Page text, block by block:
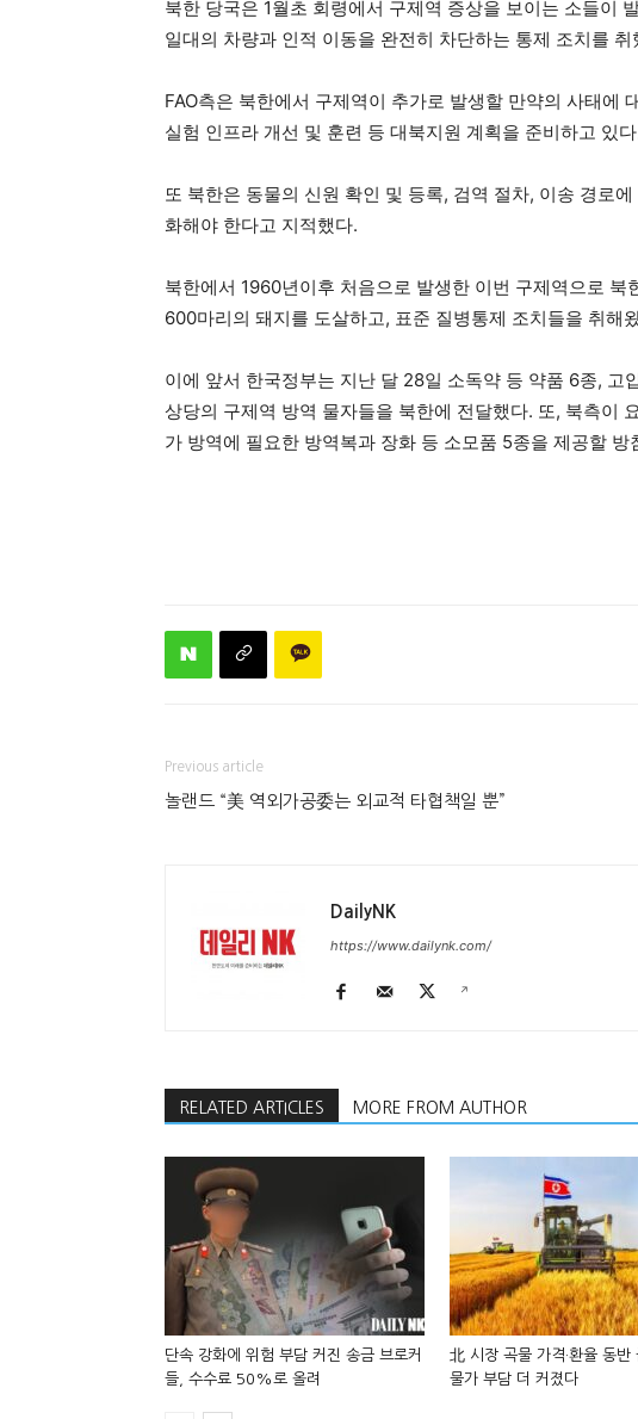
북한 당국은 1월초 회령에서 구제역 증상을 보이는 소들이
일대의 차량과 인적 이동을 완전히 차단하는 통제 조치를 취
FAO측은 북한에서 구제역이 추가로 발생할 만약의 사태에
실험 인프라 개선 및 훈련 등 대북지원 계획을 준비하고 있
또 북한은 동물의 신원 확인 및 등록, 검역 절차, 이송 경로
화해야 한다고 지적했다.
북한에서 1960년이후 처음으로 발생한 이번 구제역으로
600마리의 돼지를 도살하고, 표준 질병통제 조치들을 취해
이에 앞서 한국정부는 지난 달 28일 소독약 등 약품 6종, 고
상당의 구제역 방역 물자들을 북한에 전달했다. 또, 북측이
가 방역에 필요한 방역복과 장화 등 소모품 5종을 제공할 방
Previous article
놀랜드 “美 역외가공委는 외교적 타협책일 뿐”
DailyNK
https://www.dailynk.com/
RELATED ARTICLES MORE FROM AUTHOR
단속 강화에 위험 부담 커진 송금 브로커
들, 수수료 50%로 올려
北 시장 곡물 가격·환율 동반
물가 부담 더 커졌다